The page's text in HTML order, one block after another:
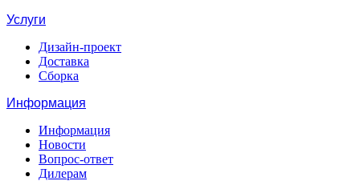
Услуги
Дизайн-проект
Доставка
Сборка
Информация
Информация
Новости
Вопрос-ответ
Дилерам